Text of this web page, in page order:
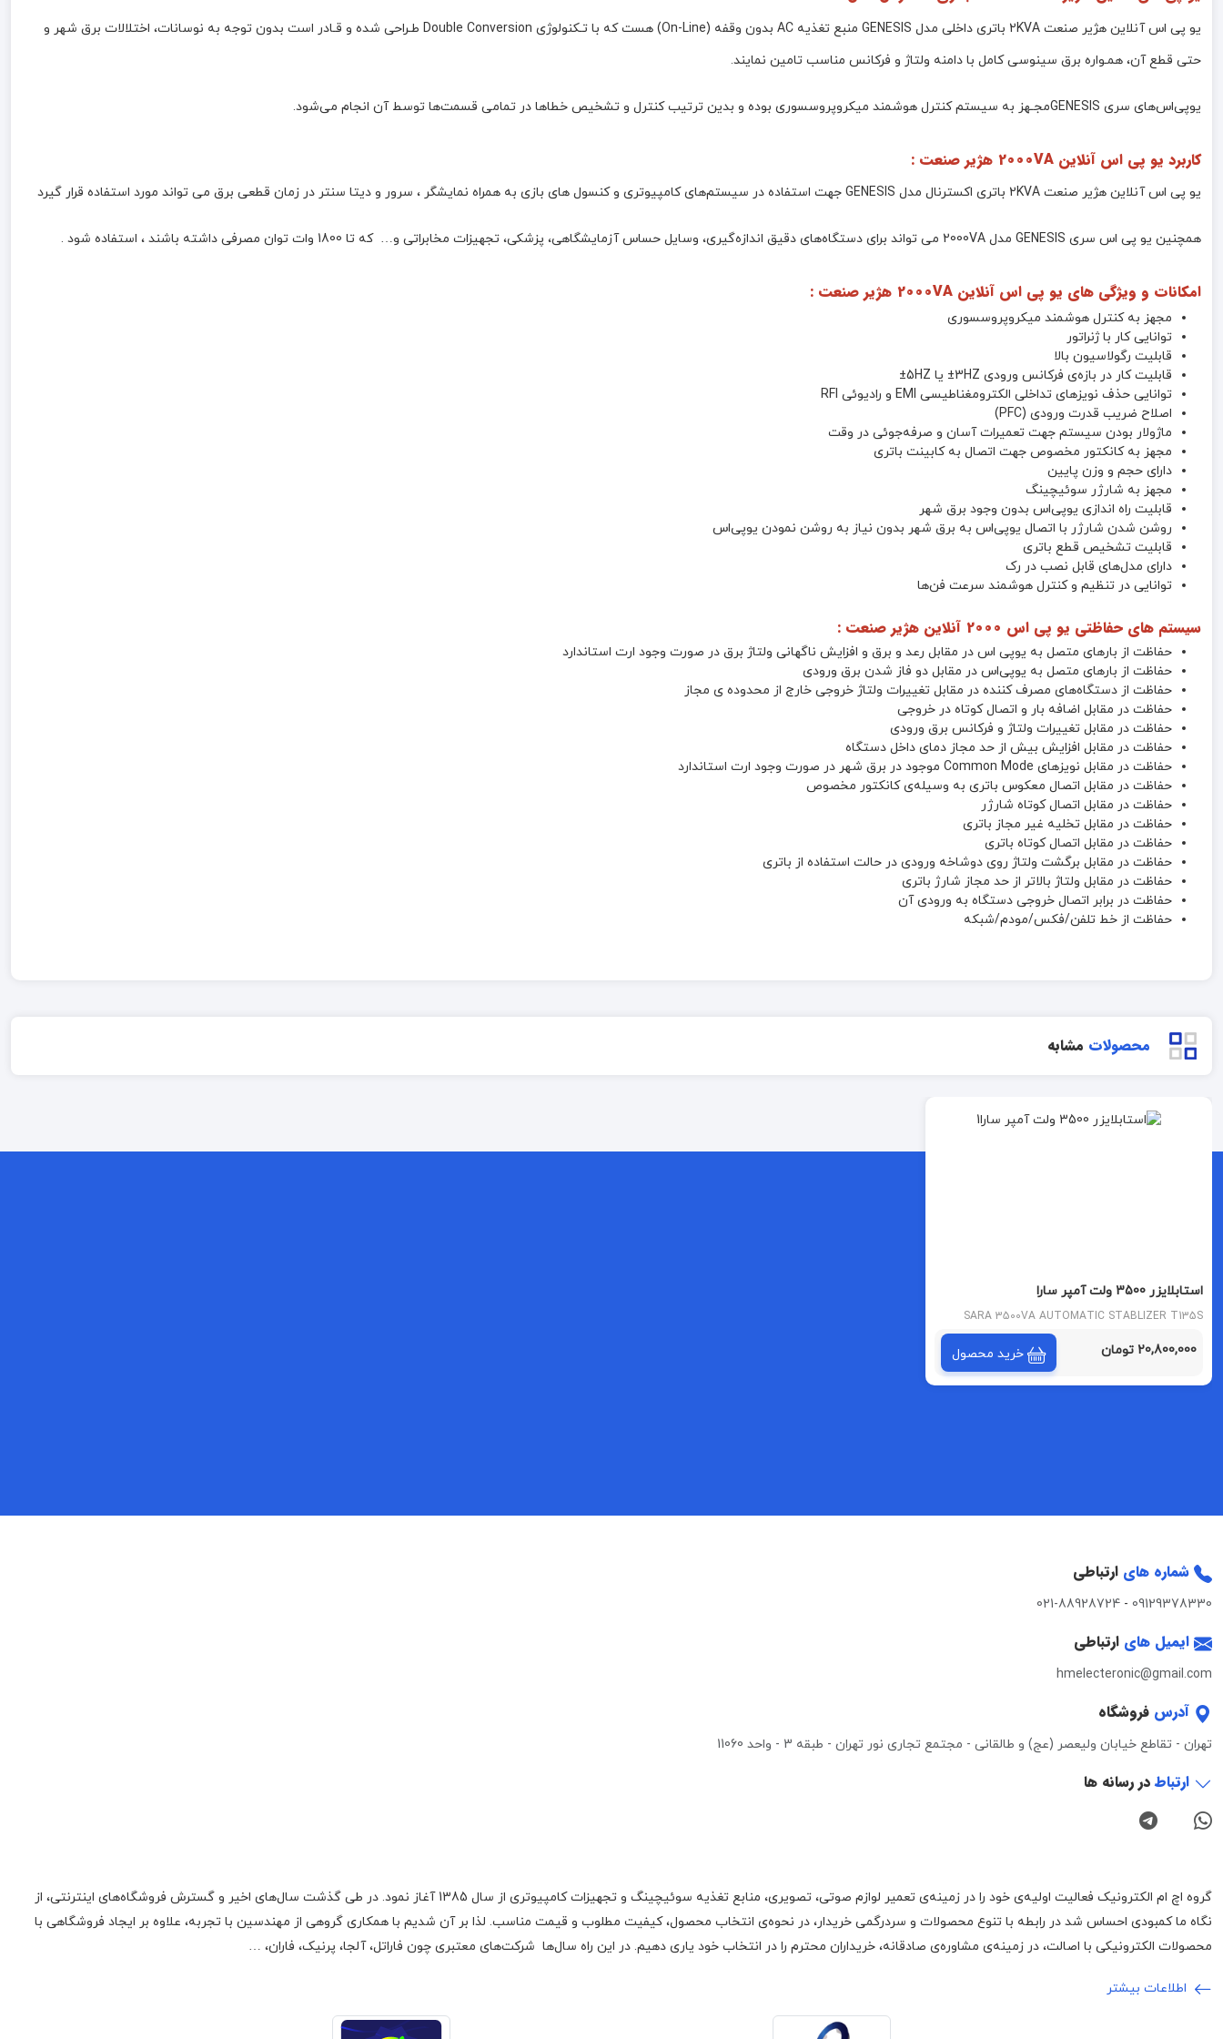
یو پی اس آنلاین هژیر صنعت 2KVA باتری داخلی مدل GENESIS منبع تغذیه AC بدون وقفه (On-Line) هست که با تـکنولوژی Double Conversion طـراحی شده و قـادر است بدون توجه به نوسانات، اختلالات برق شهر و
حتی قطع آن، همـواره برق سینوسی کامل با دامنه ولتاژ و فرکانس مناسب تامین نمایند.
یوپی‌اس‌های سری GENESISمجـهز به سیستم کنترل هوشمند میکروپروسسوری بوده و بدین ترتیب کنترل و تشخیص خطاها در تمامی قسمت‌ها توسط آن انجام می‌شود.
کاربرد یو پی اس آنلاین 2000VA هژیر صنعت :
یو پی اس آنلاین هژیر صنعت 2KVA باتری اکسترنال مدل GENESIS جهت استفاده در سیستم‌های کامپیوتری و کنسول های بازی به همراه نمایشگر ، سرور و دیتا سنتر در زمان قطعی برق می تواند مورد استفاده قرار گیرد
همچنین یو پی اس سری GENESIS مدل 2000VA می تواند برای دستگاه‌های دقیق اندازه‌گیری، وسایل حساس آزمایشگاهی، پزشکی، تجهیزات مخابراتی و… که تا 1800 وات توان مصرفی داشته باشند ، استفاده شود .
امکانات و ویژگی های یو پی اس آنلاین 2000VA هژیر صنعت :
مجهز به کنترل هوشمند میکروپروسسوری
توانایی کار با ژنراتور
قابلیت رگولاسیون بالا
قابلیت کار در بازه‌ی فرکانس ورودی 3HZ± یا 5HZ±
توانایی حذف نویزهای تداخلی الکترومغناطیسی EMI و رادیوئی RFI
اصلاح ضریب قدرت ورودی (PFC)
ماژولار بودن سیستم جهت تعمیرات آسان و صرفه‌جوئی در وقت
مجهز به کانکتور مخصوص جهت اتصال به کابینت باتری
دارای حجم و وزن پایین
مجهز به شارژر سوئیچینگ
قابلیت راه اندازی یوپی‌اس بدون وجود برق شهر
روشن شدن شارژر با اتصال یوپی‌اس به برق شهر بدون نیاز به روشن نمودن یوپی‌اس
قابلیت تشخیص قطع باتری
دارای مدل‌های قابل نصب در رک
توانایی در تنظیم و کنترل هوشمند سرعت فن‌ها
سیستم های حفاظتی یو پی اس 2000 آنلاین هژیر صنعت :
حفاظت از بارهای متصل به یو‌پی اس در مقابل رعد و برق و افزایش ناگهانی ولتاژ برق در صورت وجود ارت استاندارد
حفاظت از بارهای متصل به یوپی‌اس در مقابل دو فاز شدن برق ورودی
حفاظت از دستگاه‌های مصرف کننده در مقابل تغییرات ولتاژ خروجی خارج از محدوده ی مجاز
حفاظت در مقابل اضافه بار و اتصال کوتاه در خروجی
حفاظت در مقابل تغییرات ولتاژ و فرکانس برق ورودی
حفاظت در مقابل افزایش بیش از حد مجاز دمای داخل دستگاه
حفاظت در مقابل نویزهای Common Mode موجود در برق شهر در صورت وجود ارت استاندارد
حفاظت در مقابل اتصال معکوس باتری به وسیله‌ی کانکتور مخصوص
حفاظت در مقابل اتصال کوتاه شارژر
حفاظت در مقابل تخلیه غیر مجاز باتری
حفاظت در مقابل اتصال کوتاه باتری
حفاظت در مقابل برگشت ولتاژ روی دوشاخه ورودی در حالت استفاده از باتری
حفاظت در مقابل ولتاژ بالاتر از حد مجاز شارژ باتری
حفاظت در برابر اتصال خروجی دستگاه به ورودی آن
حفاظت از خط تلفن/فکس/مودم/شبکه
محصولات مشابه
استابلایزر 3500 ولت آمپر سارا
SARA 3500VA AUTOMATIC STABLIZER T135S
20,800,000 تومان خرید محصول
شماره های ارتباطی
09129378330
-
021-88928724
ایمیل های ارتباطی
hmelecteronic@gmail.com
آدرس فروشگاه
تهران - تقاطع خیابان ولیعصر (عج) و طالقانی - مجتمع تجاری نور تهران - طبقه 3 - واحد 11060
ارتباطدر رسانه ها
گروه اچ ام الکترونیک فعالیت اولیه‌ی خود را در زمینه‌‌ی تعمیر لوازم صوتی، تصویری، منابع تغذیه سوئیچینگ و تجهیزات کامپیوتری از سال 1385 آغاز نمود. در طی گذشت سال‌های اخیر و گسترش فروشگاه‌های اینترنتی، از
نگاه ما کمبودی احساس شد در رابطه با تنوع محصولات و سردرگمی خریدار، در نحوه‌ی انتخاب محصول، کیفیت مطلوب و قیمت مناسب. لذا بر آن شدیم با همکاری گروهی از مهندسین با تجربه، علاوه بر ایجاد فروشگاهی با
محصولات الکترونیکی با اصالت، در زمینه‌ی مشاوره‌ی صادقانه، خریداران محترم را در انتخاب خود یاری دهیم. در این راه سال‌ها شرکت‌های معتبری چون فاراتل، آلجا، پرنیک، فاران، …
اطلاعات بیشتر